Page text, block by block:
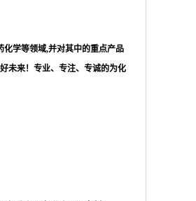
学等领域,并对其中的重点产品
未来！专业、专注、专诚的为化